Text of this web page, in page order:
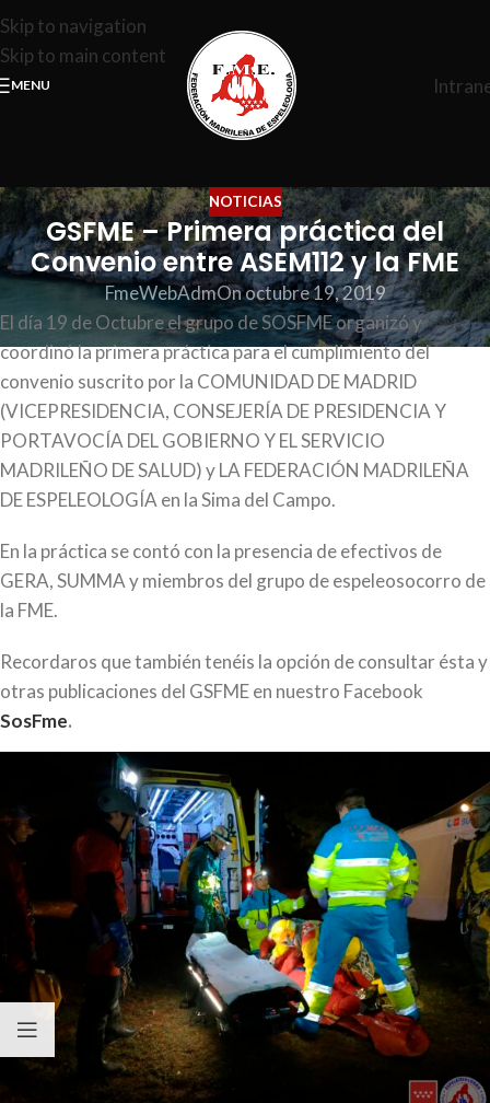
Skip to navigation
Skip to main content
MENU
NOTICIAS
GSFME – Primera práctica del
Convenio entre ASEM112 y la FME
FmeWebAdmOn octubre 19, 2019
El día 19 de Octubre el grupo de SOSFME organizó y
coordinó la primera práctica para el cumplimiento del
convenio suscrito por la COMUNIDAD DE MADRID
(VICEPRESIDENCIA, CONSEJERÍA DE PRESIDENCIA Y
PORTAVOCÍA DEL GOBIERNO Y EL SERVICIO
MADRILEÑO DE SALUD) y LA FEDERACIÓN MADRILEÑA
DE ESPELEOLOGÍA en la Sima del Campo.
En la práctica se contó con la presencia de efectivos de
GERA, SUMMA y miembros del grupo de espeleosocorro de
la FME.
Recordaros que también tenéis la opción de consultar ésta y
otras publicaciones del GSFME en nuestro Facebook
SosFme.